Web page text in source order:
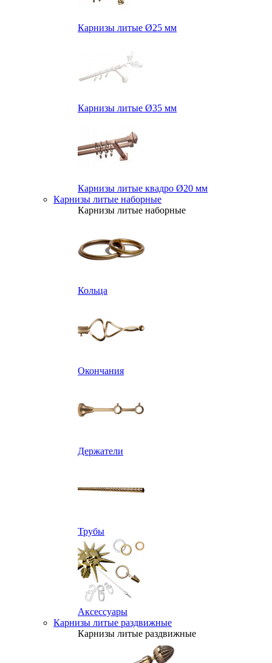
Карнизы литые Ø25 мм
Карнизы литые Ø35 мм
Карнизы литые квадро Ø20 мм
Карнизы литые наборные
Карнизы литые наборные
Кольца
Окончания
Держатели
Трубы
Аксессуары
Карнизы литые раздвижные
Карнизы литые раздвижные